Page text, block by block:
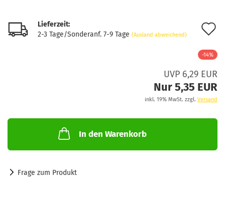
Lieferzeit:
2-3 Tage/Sonderanf. 7-9 Tage (Ausland abweichend)
-14%
UVP 6,29 EUR
Nur 5,35 EUR
inkl. 19% MwSt. zzgl. Versand
In den Warenkorb
Frage zum Produkt